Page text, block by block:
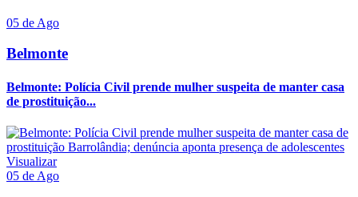
05 de Ago
Belmonte
Belmonte: Polícia Civil prende mulher suspeita de manter casa
de prostituição...
Visualizar
05 de Ago